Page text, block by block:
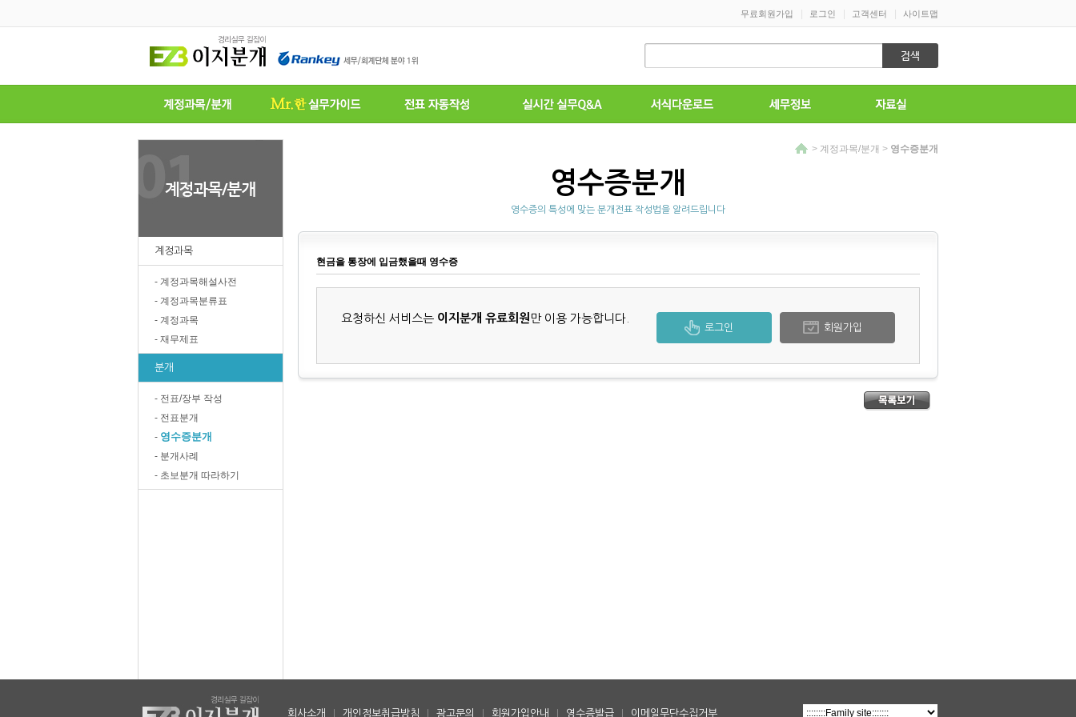
무료회원가입 로그인 고객센터 사이트맵
계정과목
- 계정과목해설사전
- 계정과목분류표
- 계정과목
- 재무제표
분개
- 전표/장부 작성
- 전표분개
- 영수증분개
- 분개사례
- 초보분개 따라하기
> 계정과목/분개 > 영수증분개
영수증분개
영수증의 특성에 맞는 분개전표 작성법을 알려드립니다
현금을 통장에 입금했을때 영수증
요청하신 서비스는 이지분개 유료회원 만 이용 가능합니다.
회원가입
로그인
회사소개 개인정보취급방침 광고문의 회원가입안내 영수증발급 이메일무단수집거부